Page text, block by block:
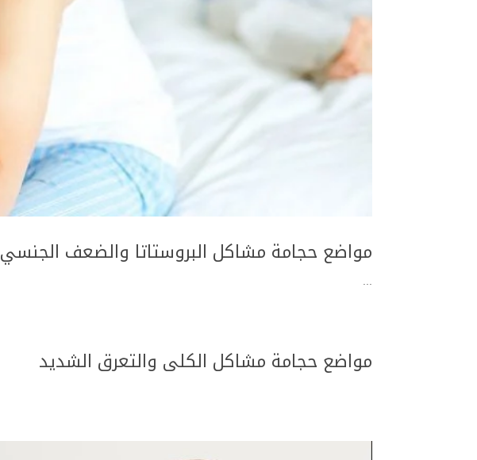
مواضع حجامة مشاكل البروستاتا والضعف الجنسي
...
مواضع حجامة مشاكل الكلى والتعرق الشديد